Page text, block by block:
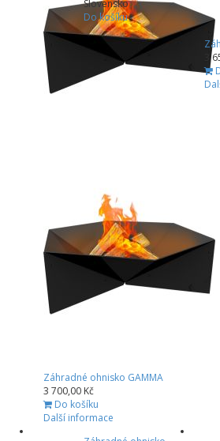
Slovensko
Do košíku
Záhradné ohnisko GAMMA
3 700,00 Kč
Do košíku
Další informace
3